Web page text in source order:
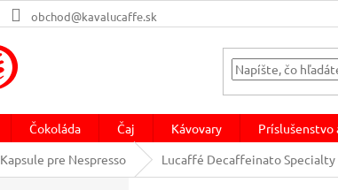
obchod@kavalucaffe.sk
Čokoláda Čaj Kávovary Príslušenstvo
Kapsule pre Nespresso Lucaffé Decaffeinato